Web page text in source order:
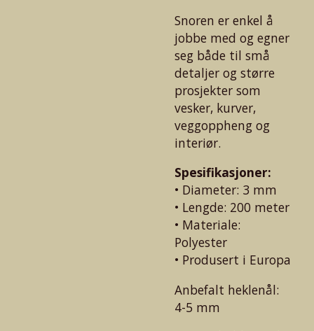
Snoren er enkel å
jobbe med og egner
seg både til små
detaljer og større
prosjekter som
vesker, kurver,
veggoppheng og
interiør.
Spesifikasjoner:
• Diameter: 3 mm
• Lengde: 200 meter
• Materiale:
Polyester
• Produsert i Europa
Anbefalt heklenål:
4-5 mm